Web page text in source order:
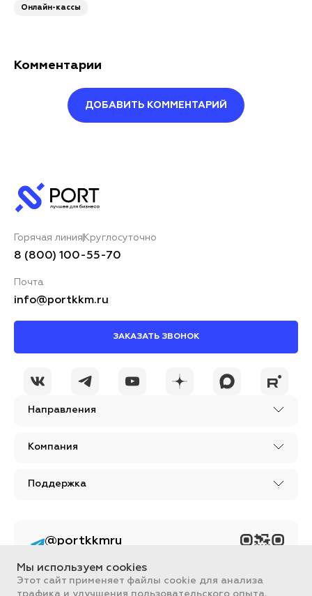
Онлайн-кассы
Комментарии
ДОБАВИТЬ КОММЕНТАРИЙ
Ваш комментарий*
конфиденциальности
КОММЕНТАРИЙ
Направления
Компания
Поддержка
Горячая линия Круглосуточно
8 (800) 100-55-70
Почта
info@portkkm.ru
ЗАКАЗАТЬ ЗВОНОК
@portkkmru
контент PORT - бизнес
портал
Мы используем cookies
Этот сайт применяет файлы cookie для анализа
трафика и улучшения пользовательского опыта.